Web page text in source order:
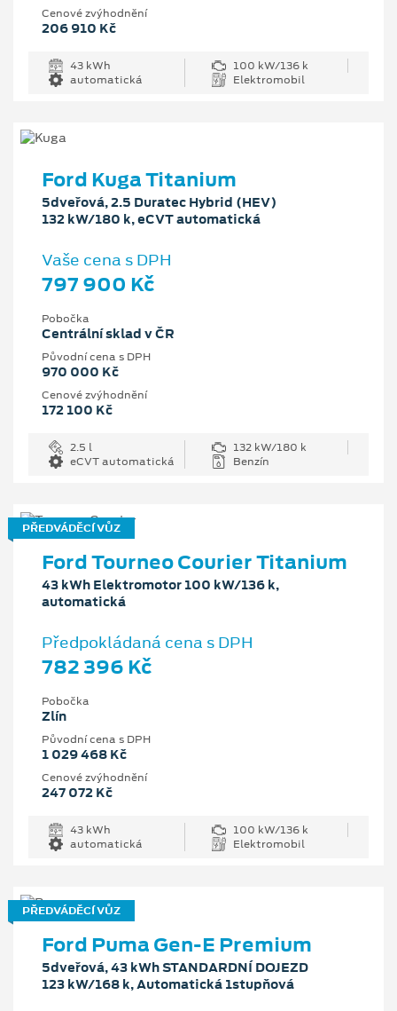
Cenové zvýhodnění
206 910 Kč
43 kWh
100 kW/136 k
automatická
Elektromobil
Ford Kuga Titanium
5dveřová, 2.5 Duratec Hybrid (HEV)
132 kW/180 k, eCVT automatická
Vaše cena s DPH
797 900 Kč
Pobočka
Centrální sklad v ČR
Původní cena s DPH
970 000 Kč
Cenové zvýhodnění
172 100 Kč
2.5 l
132 kW/180 k
eCVT automatická
Benzín
PŘEDVÁDĚCÍ VŮZ
Ford Tourneo Courier Titanium
43 kWh Elektromotor 100 kW/136 k,
automatická
Předpokládaná cena s DPH
782 396 Kč
Pobočka
Zlín
Původní cena s DPH
1 029 468 Kč
Cenové zvýhodnění
247 072 Kč
43 kWh
100 kW/136 k
automatická
Elektromobil
PŘEDVÁDĚCÍ VŮZ
Ford Puma Gen-E Premium
5dveřová, 43 kWh STANDARDNÍ DOJEZD
123 kW/168 k, Automatická 1stupňová